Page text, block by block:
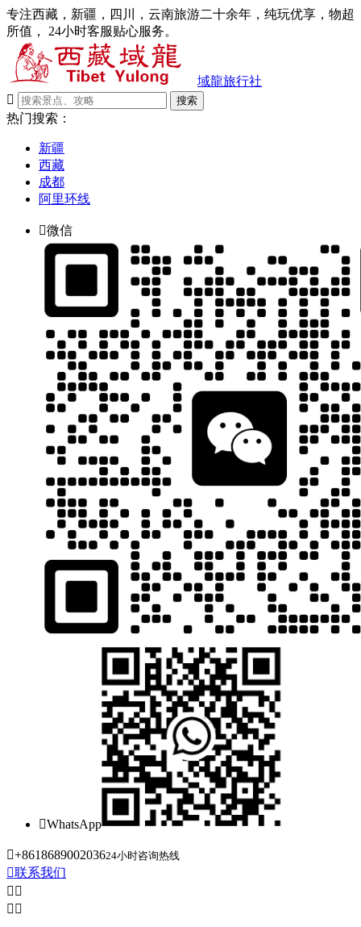
专注西藏，新疆，四川，云南旅游二十余年，纯玩优享，物超
所值， 24小时客服贴心服务。
域龍旅行社

搜索
热门搜索：
新疆
西藏
成都
阿里环线
微信
WhatsApp
+861868900203624小时咨询热线
联系我们
 
 